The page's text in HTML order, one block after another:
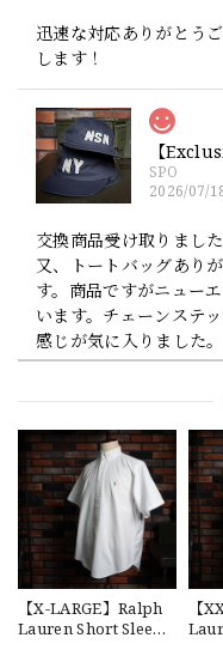
迅速な対応ありがとう
します！
SPO
2026/07/
交換商品受け取りまし
又、トートバッグあり
す。商品ですがニュー
います。チェーンステ
感じが気に入りました
GREEN
2026/07/
2026/07/
【X-LARGE】Ralph
Lauren Short Sleeve
【